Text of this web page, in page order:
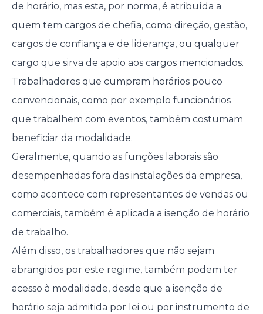
de horário, mas esta, por norma, é atribuída a
quem tem cargos de chefia, como direção, gestão,
cargos de confiança e de liderança, ou qualquer
cargo que sirva de apoio aos cargos mencionados.
Trabalhadores que cumpram horários pouco
convencionais, como por exemplo funcionários
que trabalhem com eventos, também costumam
beneficiar da modalidade.
Geralmente, quando as funções laborais são
desempenhadas fora das instalações da empresa,
como acontece com representantes de vendas ou
comerciais, também é aplicada a isenção de horário
de trabalho.
Além disso, os trabalhadores que não sejam
abrangidos por este regime, também podem ter
acesso à modalidade, desde que a isenção de
horário seja admitida por lei ou por instrumento de